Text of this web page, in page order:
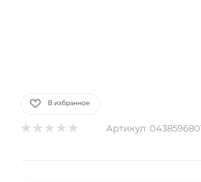
В избранное
Артикул: